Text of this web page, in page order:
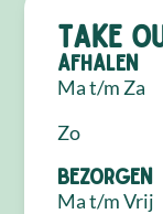
Take
Afhalen
Ma t/m Za
Zo
Bezorgen
Ma t/m Vrij